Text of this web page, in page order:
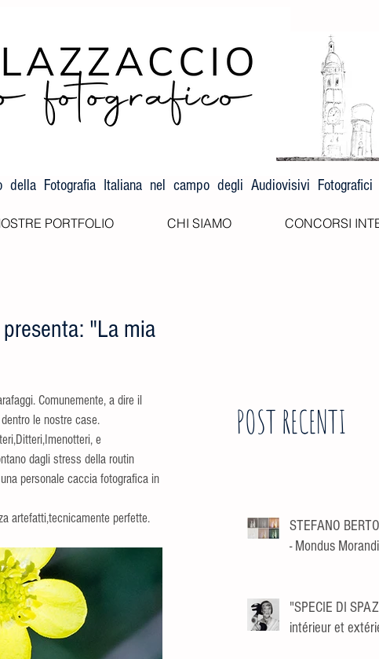
della Fotografia Italiana nel campo degli Audiovisivi
PORTFOLIO CHI SIAMO CONCORSI
"La mia
Comunemente, a dire il
le nostre case.
e
dagli stress della routin
una personale caccia fotografica in
artefatti,tecnicamente perfette.
POST RECENTI
STEFANO
- Mondus Morandi
"SPECIE DI
intérieur et